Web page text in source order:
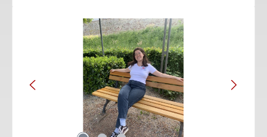
Bildergalerie überspringen